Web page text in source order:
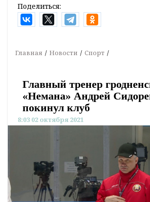
Поделиться:
Главная Новости Спорт
Главный тренер
«Немана» Андрей
покинул клуб
8:03 02 октября 2021